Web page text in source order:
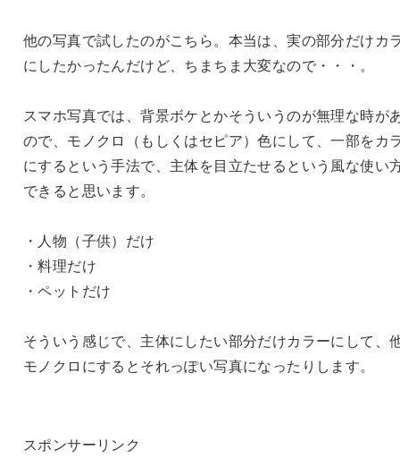
他の写真で試したのがこちら。本当は、実の部分だけカ
にしたかったんだけど、ちまちま大変なので・・・。
スマホ写真では、背景ボケとかそういうのが無理な時が
ので、モノクロ（もしくはセピア）色にして、一部をカ
にするという手法で、主体を目立たせるという風な使い
できると思います。
・人物（子供）だけ
・料理だけ
・ペットだけ
そういう感じで、主体にしたい部分だけカラーにして、
モノクロにするとそれっぽい写真になったりします。
スポンサーリンク